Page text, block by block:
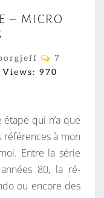
– MICRO
C
M
A
I
R
E
7
Views: 970
qui n’a que
références à mon
Entre la série
80, la ré-
ou encore des